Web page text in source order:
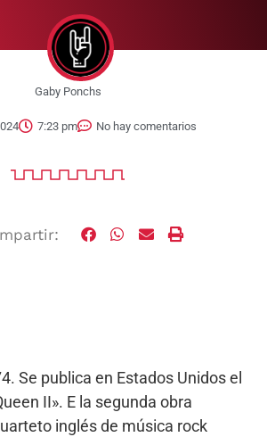
Gaby Ponchs
7:23 pm No hay comentarios
Se publica en Estados Unidos el
II». E la segunda obra
inglés de música rock